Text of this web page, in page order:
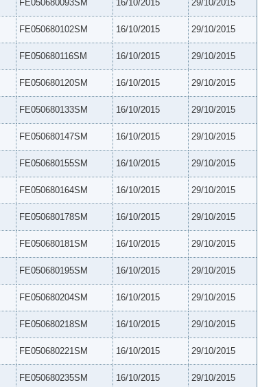
FE050680093SM 16/10/2015 29/10/2015
FE050680102SM 16/10/2015 29/10/2015
FE050680116SM 16/10/2015 29/10/2015
FE050680120SM 16/10/2015 29/10/2015
FE050680133SM 16/10/2015 29/10/2015
FE050680147SM 16/10/2015 29/10/2015
FE050680155SM 16/10/2015 29/10/2015
FE050680164SM 16/10/2015 29/10/2015
FE050680178SM 16/10/2015 29/10/2015
FE050680181SM 16/10/2015 29/10/2015
FE050680195SM 16/10/2015 29/10/2015
FE050680204SM 16/10/2015 29/10/2015
FE050680218SM 16/10/2015 29/10/2015
FE050680221SM 16/10/2015 29/10/2015
FE050680235SM 16/10/2015 29/10/2015